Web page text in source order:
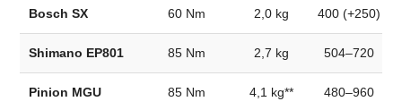
Bosch SX 60 Nm 2,0 kg 400 (+250)
Shimano EP801 85 Nm 2,7 kg 504–720
Pinion MGU 85 Nm 4,1 kg** 480–960